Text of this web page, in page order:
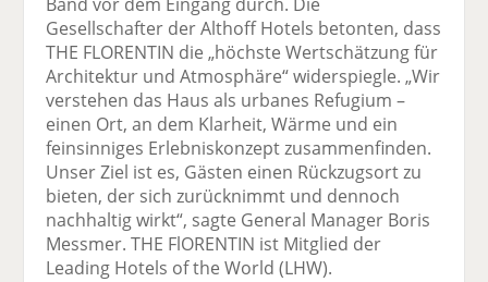
Band vor dem Eingang durch. Die
Gesellschafter der Althoff Hotels betonten, dass
THE FLORENTIN die „höchste Wertschätzung für
Architektur und Atmosphäre“ widerspiegle. „Wir
verstehen das Haus als urbanes Refugium –
einen Ort, an dem Klarheit, Wärme und ein
feinsinniges Erlebniskonzept zusammenfinden.
Unser Ziel ist es, Gästen einen Rückzugsort zu
bieten, der sich zurücknimmt und dennoch
nachhaltig wirkt“, sagte General Manager Boris
Messmer. THE FlORENTIN ist Mitglied der
Leading Hotels of the World (LHW).